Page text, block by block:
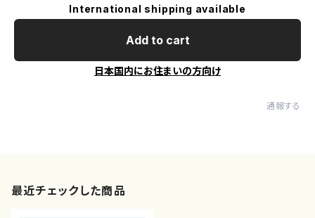
International shipping available
Add to cart
日本国内にお住まいの方向け
通報する
最近チェックした商品